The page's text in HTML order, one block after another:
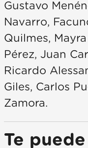
Gustavo
Navarro,
Quilmes,
Pérez, Juan
Ricardo
Giles, Carlos
Zamora.
Te